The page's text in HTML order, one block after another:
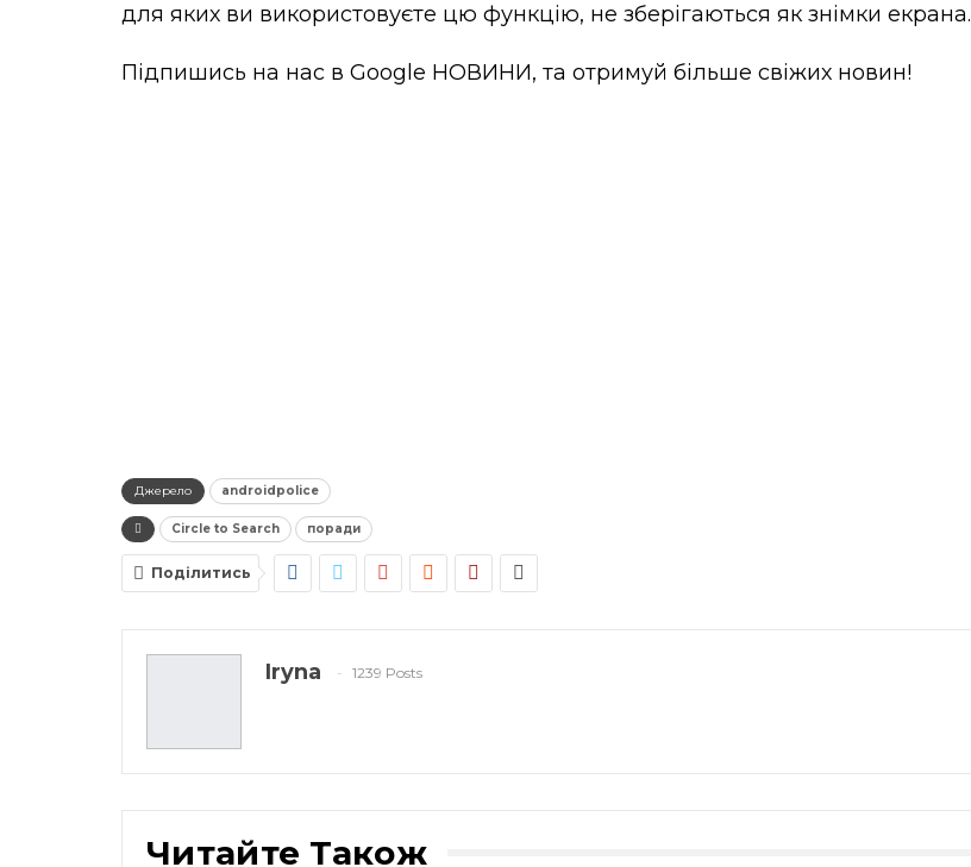
для яких ви використовуєте цю функцію, не зберігаються як знімки екрана.
Підпишись на нас в Google НОВИНИ, та отримуй більше свіжих новин!
Джерело androidpolice
Circle to Search поради
Поділитись
Iryna 1239 Posts
Читайте Також